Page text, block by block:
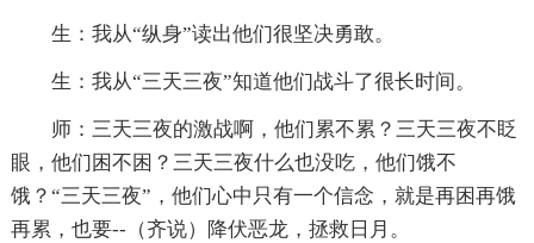
生：我从“纵身”读出他们很坚决勇敢。
生：我从“三天三夜”知道他们战斗了很长时间。
师：三天三夜的激战啊，他们累不累？三天三夜不眨
眼，他们困不困？三天三夜什么也没吃，他们饿不
饿？“三天三夜”，他们心中只有一个信念，就是再困再饿
再累，也要--（齐说）降伏恶龙，拯救日月。